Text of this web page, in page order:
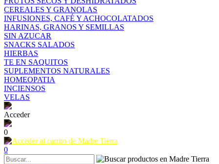
CEREALES Y GRANOLAS
INFUSIONES, CAFÉ Y ACHOCOLATADOS
HARINAS, GRANOS Y SEMILLAS
SIN AZUCAR
SNACKS SALADOS
HIERBAS
TE EN SAQUITOS
SUPLEMENTOS NATURALES
HOMEOPATIA
INCIENSOS
VELAS
Acceder
0
0